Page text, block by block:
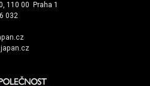
110 00 Praha 1
032